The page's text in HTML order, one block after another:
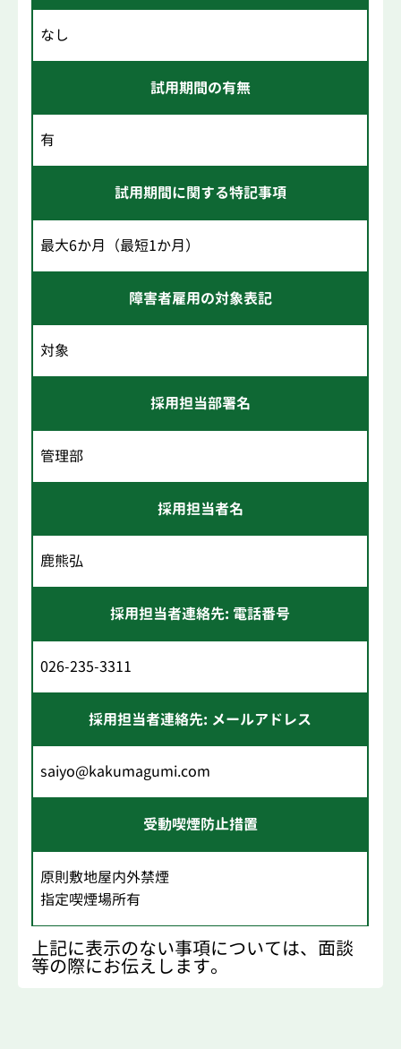
なし
試用期間の有無
有
試用期間に関する特記事項
最大6か月（最短1か月）
障害者雇用の対象表記
対象
採用担当部署名
管理部
採用担当者名
鹿熊弘
採用担当者連絡先: 電話番号
026-235-3311
採用担当者連絡先: メールアドレス
saiyo@kakumagumi.com
受動喫煙防止措置
原則敷地屋内外禁煙
指定喫煙場所有
上記に表示のない事項については、面談
等の際にお伝えします。